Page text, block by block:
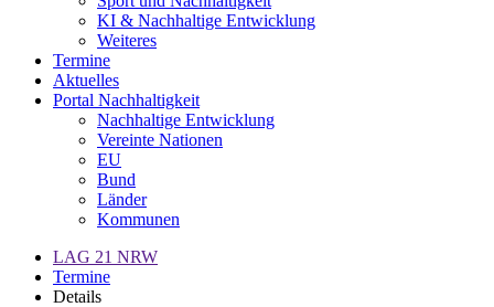
KI & Nachhaltige Entwicklung
Weiteres
Termine
Aktuelles
Portal Nachhaltigkeit
Nachhaltige Entwicklung
Vereinte Nationen
EU
Bund
Länder
Kommunen
LAG 21 NRW
Termine
Details